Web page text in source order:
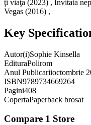
ţi viaţa (2023) , Invitata
Vegas (2016) ,
Key
Autor(i)Sophie Kinsella
EdituraPolirom
Anul Publicariioctombrie
ISBN9789734669264
Pagini408
CopertaPaperback brosat
Compare 1 Store